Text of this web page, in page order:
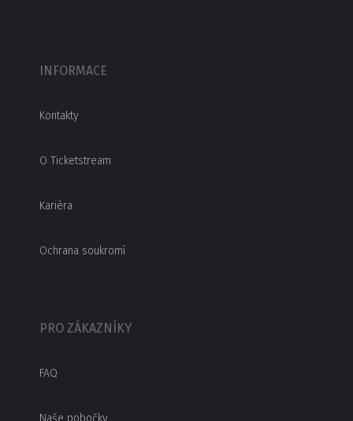
INFORMACE
Kontakty
O Ticketstream
Kariéra
Ochrana soukromí
PRO ZÁKAZNÍKY
FAQ
Naše pobočky